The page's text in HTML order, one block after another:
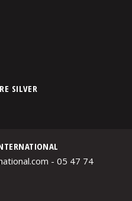
SILVER
- 05 47 74